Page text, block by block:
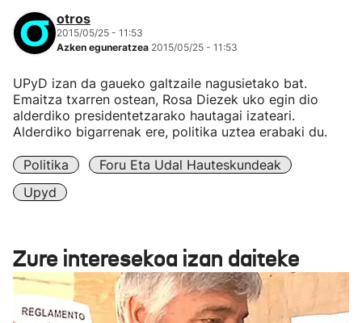
otros
2015/05/25 - 11:53
Azken eguneratzea 2015/05/25 - 11:53
UPyD izan da gaueko galtzaile nagusietako bat.
Emaitza txarren ostean, Rosa Diezek uko egin dio
alderdiko presidentetzarako hautagai izateari.
Alderdiko bigarrenak ere, politika uztea erabaki du.
Politika
Foru Eta Udal Hauteskundeak
Upyd
Zure interesekoa izan daiteke